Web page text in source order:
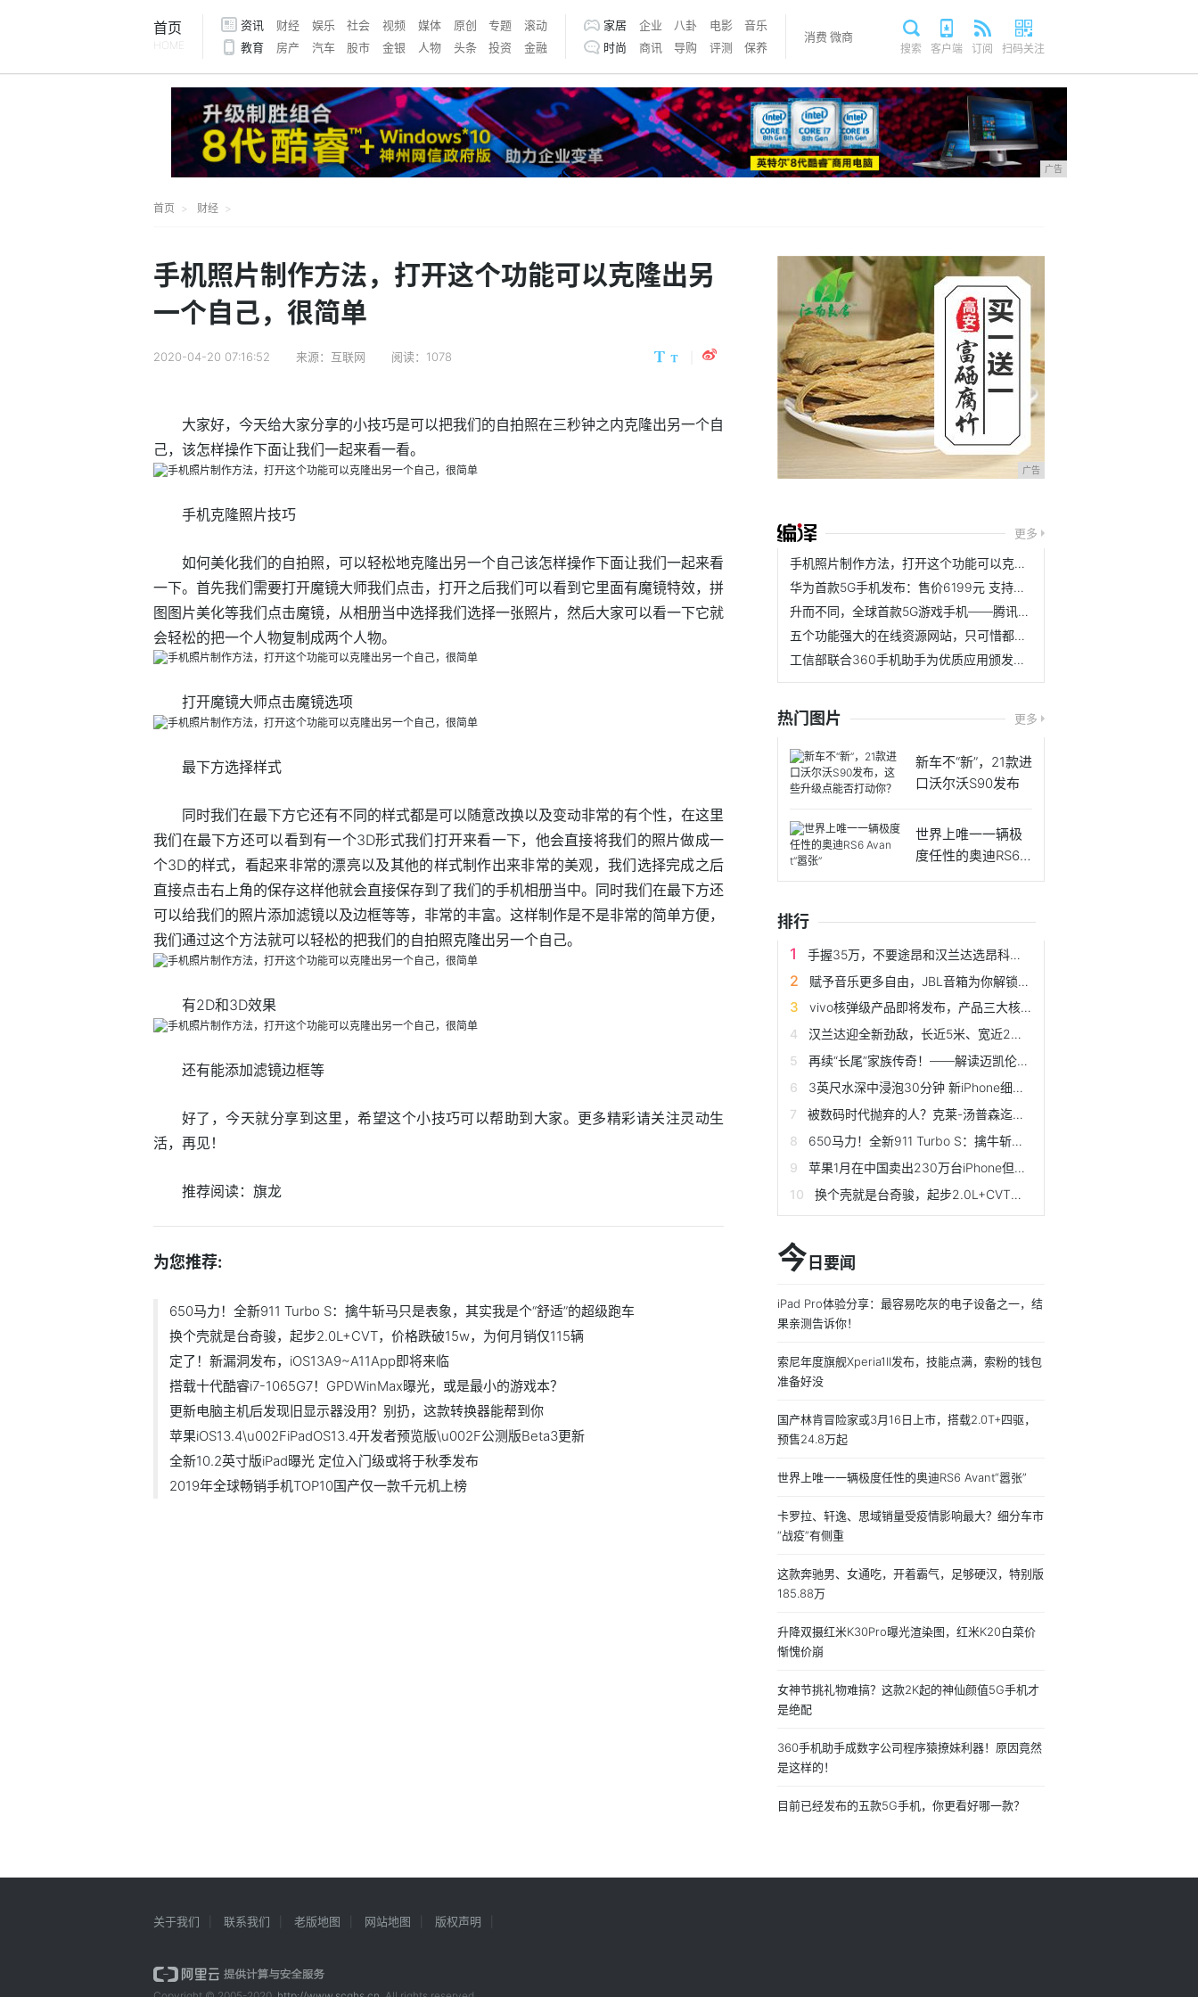
首页
HOME
资讯 财经 娱乐 社会 视频 媒体 原创 专题
滚动
教育
房产 汽车 股市 金银 人物 头条 投资 金融
家居 企业 八卦 电影
音乐
时尚
商讯 导购 评测 保养
消费 微商
搜索 客户端 订阅 扫码关注
广告
首页 财经
手机照片制作方法，打开这个功能可以克隆出另
一个自己，很简单
2020-04-20 07:16:52 来源：互联网 阅读：1078
大家好，今天给大家分享的小技巧是可以把我们的自拍照在三秒钟之内克隆出另一个自
己，该怎样操作下面让我们一起来看一看。
手机克隆照片技巧
如何美化我们的自拍照，可以轻松地克隆出另一个自己该怎样操作下面让我们一起来看
一下。首先我们需要打开魔镜大师我们点击，打开之后我们可以看到它里面有魔镜特效，拼
图图片美化等我们点击魔镜，从相册当中选择我们选择一张照片，然后大家可以看一下它就
会轻松的把一个人物复制成两个人物。
打开魔镜大师点击魔镜选项
最下方选择样式
同时我们在最下方它还有不同的样式都是可以随意改换以及变动非常的有个性，在这里
我们在最下方还可以看到有一个3D形式我们打开来看一下，他会直接将我们的照片做成一
个3D的样式，看起来非常的漂亮以及其他的样式制作出来非常的美观，我们选择完成之后
直接点击右上角的保存这样他就会直接保存到了我们的手机相册当中。同时我们在最下方还
可以给我们的照片添加滤镜以及边框等等，非常的丰富。这样制作是不是非常的简单方便，
我们通过这个方法就可以轻松的把我们的自拍照克隆出另一个自己。
有2D和3D效果
还有能添加滤镜边框等
好了，今天就分享到这里，希望这个小技巧可以帮助到大家。更多精彩请关注灵动生
活，再见！
推荐阅读： 旗龙
为您推荐:
650马力！全新911 Turbo S：擒牛斩马只是表象，其实我是个“舒适”的超级跑车
换个壳就是台奇骏，起步2.0L+CVT，价格跌破15w，为何月销仅115辆
定了！新漏洞发布，iOS13A9~A11App即将来临
搭载十代酷睿i7-1065G7！GPDWinMax曝光，或是最小的游戏本？
更新电脑主机后发现旧显示器没用？别扔，这款转换器能帮到你
苹果iOS13.4\u002FiPadOS13.4开发者预览版\u002F公测版Beta3更新
全新10.2英寸版iPad曝光 定位入门级或将于秋季发布
2019年全球畅销手机TOP10国产仅一款千元机上榜
广告
更多
手机照片制作方法，打开这个功能可以克隆出另一个自己，很简单
华为首款5G手机发布：售价6199元 支持双卡双待
升而不同，全球首款5G游戏手机——腾讯黑鲨游戏手机3系重磅发布
五个功能强大的在线资源网站，只可惜都知道的人很少！
工信部联合360手机助手为优质应用颁发高品质APP徽章
热门图片 更多
新车不“新”，21款进
口沃尔沃S90发布
世界上唯一一辆极
度任性的奥迪RS6 A
v
排行
手握35万，不要途昂和汉兰达选昂科旗？看完这4点，买不买就懂了
赋予音乐更多自由，JBL音箱为你解锁全新音乐体验
vivo核弹级产品即将发布，产品三大核心优势让人对品牌刮目相看
汉兰达迎全新劲敌，长近5米、宽近2米，标配9AT，价格或有惊喜
再续“长尾”家族传奇！——解读迈凯伦765LT
3英尺水深中浸泡30分钟 新iPhone细节曝光
被数码时代抛弃的人？克莱-汤普森迄今为止还在用翻盖手机
650马力！全新911 Turbo S：擒牛斩马只是表象，其实我是个“舒适”的超级跑车
苹果1月在中国卖出230万台iPhone但2月份销量会惨不忍睹
换个壳就是台奇骏，起步2.0L+CVT，价格跌破15w，为何月销仅115辆
今 日要闻
iPad Pro体验分享：最容易吃灰的电子设备之一，结
果亲测告诉你！
索尼年度旗舰Xperia1II发布，技能点满，索粉的钱包
准备好没
国产林肯冒险家或3月16日上市，搭载2.0T+四驱，
预售24.8万起
世界上唯一一辆极度任性的奥迪RS6 Avant“嚣张”
卡罗拉、轩逸、思域销量受疫情影响最大？细分车市
“战疫”有侧重
这款奔驰男、女通吃，开着霸气，足够硬汉，特别版
185.88万
升降双摄红米K30Pro曝光渲染图，红米K20白菜价
惭愧价崩
女神节挑礼物难搞？这款2K起的神仙颜值5G手机才
是绝配
360手机助手成数字公司程序猿撩妹利器！原因竟然
是这样的！
目前已经发布的五款5G手机，你更看好哪一款？
关于我们 联系我们 老版地图 网站地图 版权声明